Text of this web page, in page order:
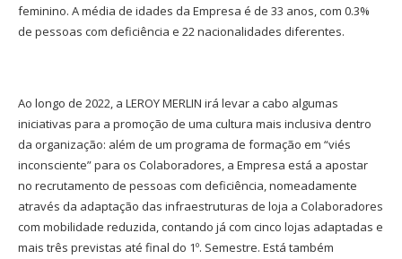
feminino. A média de idades da Empresa é de 33 anos, com 0.3%
de pessoas com deficiência e 22 nacionalidades diferentes.
Ao longo de 2022, a LEROY MERLIN irá levar a cabo algumas
iniciativas para a promoção de uma cultura mais inclusiva dentro
da organização: além de um programa de formação em “viés
inconsciente” para os Colaboradores, a Empresa está a apostar
no recrutamento de pessoas com deficiência, nomeadamente
através da adaptação das infraestruturas de loja a Colaboradores
com mobilidade reduzida, contando já com cinco lojas adaptadas e
mais três previstas até final do 1º. Semestre. Está também